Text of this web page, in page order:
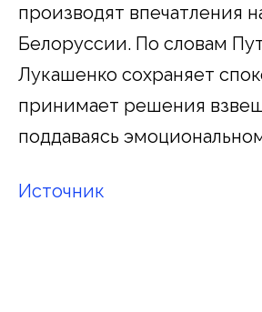
производят впечатления
Белоруссии. По словам
Лукашенко сохраняет
принимает решения
поддаваясь
Источник